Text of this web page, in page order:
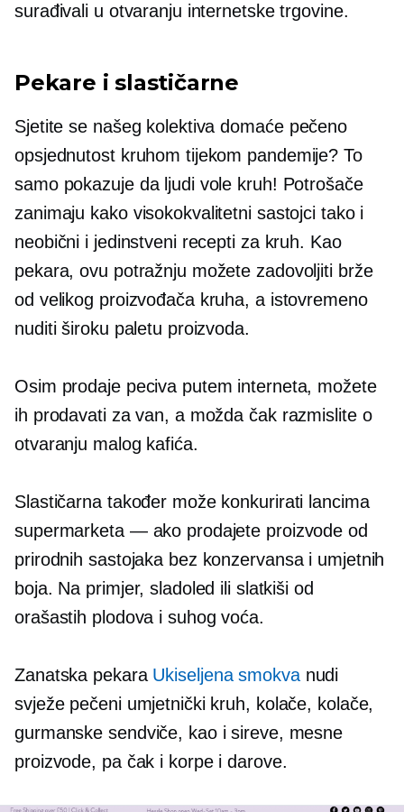
surađivali u otvaranju internetske trgovine.
Pekare i slastičarne
Sjetite se našeg kolektivadomaće pečeno
opsjednutost kruhom tijekom pandemije? To
samo pokazuje da ljudi vole kruh! Potrošače
zanimaju kako visokokvalitetni sastojci tako i
neobični i jedinstveni recepti za kruh. Kao
pekara, ovu potražnju možete zadovoljiti brže
od velikog proizvođača kruha, a istovremeno
nuditi široku paletu proizvoda.
Osim prodaje peciva putem interneta, možete
ih prodavati za van, a možda čak razmislite o
otvaranju malog kafića.
Slastičarna također može konkurirati lancima
supermarketa — ako prodajete proizvode od
prirodnih sastojaka bez konzervansa i umjetnih
boja. Na primjer, sladoled ili slatkiši od
orašastih plodova i suhog voća.
Zanatska pekara Ukiseljena smokvanudi
svježe pečeni umjetnički kruh, kolače, kolače,
gurmanske sendviče, kao i sireve, mesne
proizvode, pa čak i korpe i darove.